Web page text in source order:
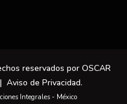
reservados por OSCAR
Aviso de Privacidad.
Integrales - México